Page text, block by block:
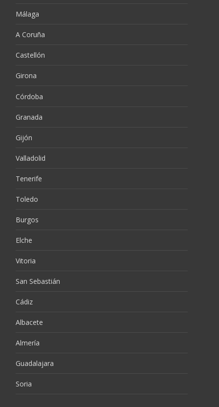
Málaga
A Coruña
Castellón
Girona
Córdoba
Granada
Gijón
Valladolid
Tenerife
Toledo
Burgos
Elche
Vitoria
San Sebastián
Cádiz
Albacete
Almería
Guadalajara
Soria